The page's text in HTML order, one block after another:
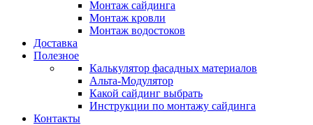
Монтаж сайдинга
Монтаж кровли
Монтаж водостоков
Доставка
Полезное
Калькулятор фасадных материалов
Альта-Модулятор
Какой сайдинг выбрать
Инструкции по монтажу сайдинга
Контакты